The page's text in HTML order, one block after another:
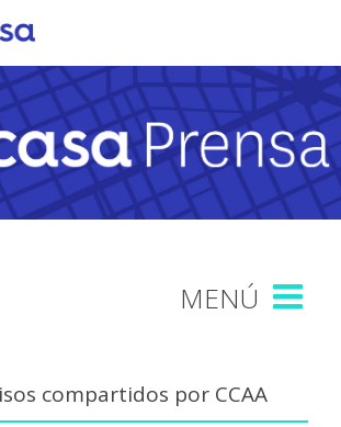
compartidos por CCAA